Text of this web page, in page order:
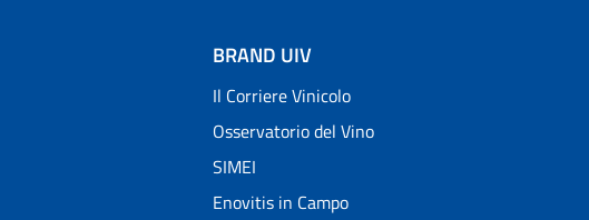
BRAND UIV
Il Corriere Vinicolo
Osservatorio del Vino
SIMEI
Enovitis in Campo